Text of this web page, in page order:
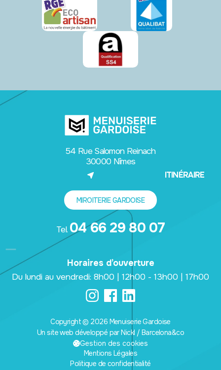
54 Rue Salomon Reinach
30000 Nîmes
ITINÉRAIRE
MIROITERIE GARDOISE
Tel. 04 66 29 80 07
Horaires d’ouverture
Du lundi au vendredi: 8h00 | 12h00 - 13h00 | 17h00
Copyright © 2026 Menuiserie Gardoise
Un site web développé par Nickl / Barcelona&co
(nouvel onglet)
Gestion des cookies
Mentions Légales
Politique de confidentialité